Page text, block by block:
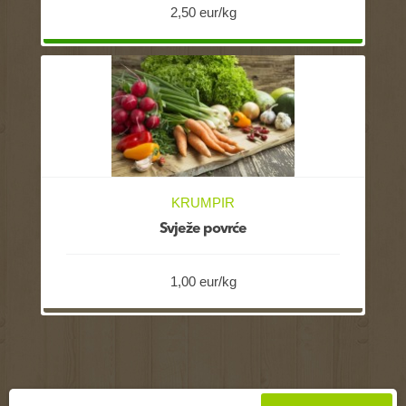
2,50 eur/kg
KRUMPIR
Svježe povrće
1,00 eur/kg